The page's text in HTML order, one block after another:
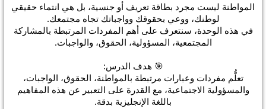
المواطنة ليست مجرد بطاقة تعريف أو جنسية، بل هي انتماء حقيقي
لوطنك، ووعي بحقوقك وواجباتك تجاه مجتمعك.
في هذه الوحدة، سنتعرف على أهم المفردات المرتبطة بالمشاركة
المجتمعية، المسؤولية، الحقوق، والواجبات.
🎯 هدف الدرس:
تعلُّم مفردات وعبارات مرتبطة بالمواطنة، الحقوق، الواجبات،
والمسؤولية الاجتماعية، مع القدرة على التعبير عن هذه المفاهيم
باللغة الإنجليزية بدقة.